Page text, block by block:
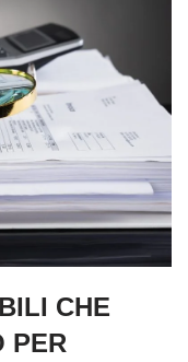
CHE
PER